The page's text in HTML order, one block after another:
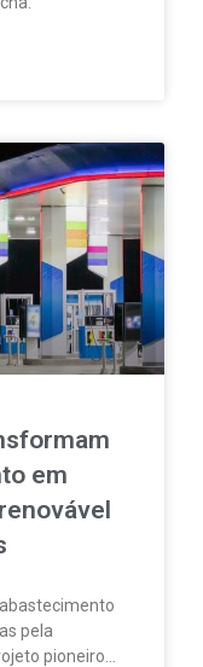
em
pela
pioneiro